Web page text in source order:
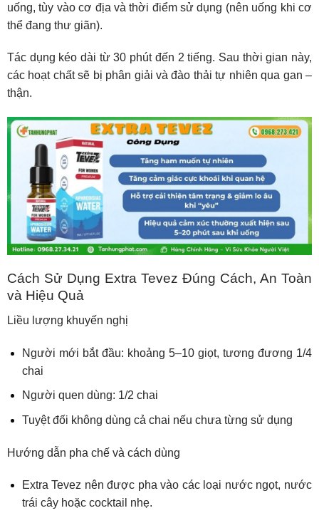
uống, tùy vào cơ địa và thời điểm sử dụng (nên uống khi cơ
thể đang thư giãn).
Tác dụng kéo dài từ 30 phút đến 2 tiếng. Sau thời gian này,
các hoạt chất sẽ bị phân giải và đào thải tự nhiên qua gan –
thận.
Cách Sử Dụng Extra Tevez Đúng Cách, An Toàn
và Hiệu Quả
Liều lượng khuyến nghị
Người mới bắt đầu: khoảng 5–10 giọt, tương đương 1/4
chai
Người quen dùng: 1/2 chai
Tuyệt đối không dùng cả chai nếu chưa từng sử dụng
Hướng dẫn pha chế và cách dùng
Extra Tevez nên được pha vào các loại nước ngọt, nước
trái cây hoặc cocktail nhẹ.